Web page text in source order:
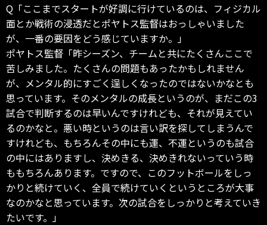
Q「ここまでスタートが好調に行けているのは、フィジカル
面とか戦術の浸透だとポヤトス監督はおっしゃいました
が、一番の要因をどう感じていますか。」
ポヤトス監督「昨シーズン、チームと共にたくさんここで
苦しみました。たくさんの問題もあったかもしれません
が、メンタル的にすごく逞しくなったのではないかなとも
思っています。そのメンタルの成長というのが、まだこの3
試合で判断するのは早いんですけれども、それが見えてい
るのかなと。悪い時というのは言い訳を探してしまうんで
すけれども、もちろんその中にも運、不運というのも試合
の中にはありますし、決めきる、決めきれないっていう時
ももちろんあります。ですので、このフットボールをしっ
かりと続けていく、全員で続けていくというところが大事
なのかなと思っています。次の試合をしっかりと考えていき
たいです。」